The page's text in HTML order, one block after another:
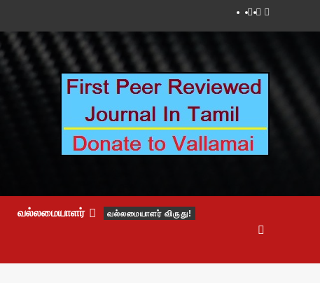
Facebook
Twitter
Youtube
வல்லமையாளர் வல்லமையாளர் விருது!